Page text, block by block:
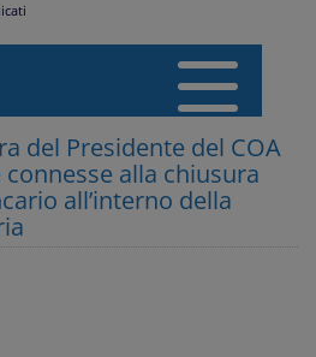
del Presidente del COA
alla chiusura
all’interno della